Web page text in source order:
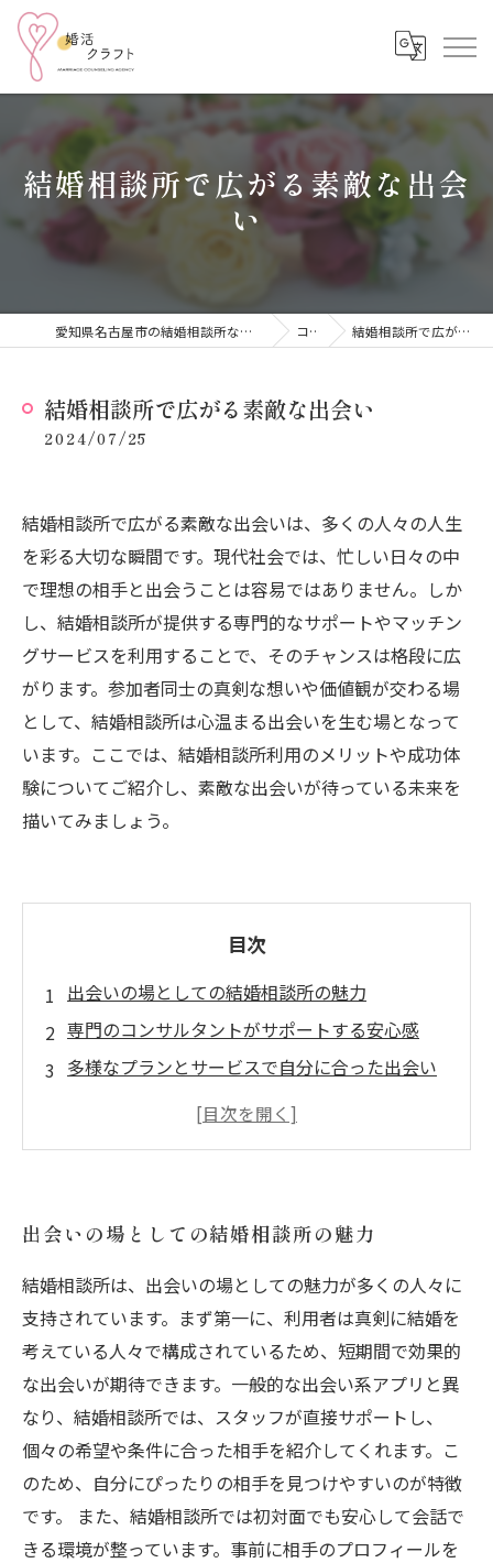
結婚相談所で広がる素敵な出会
い
愛知県名古屋市の結婚相談所なら結婚相談所 婚活クラフト コラム 結婚相談所で広がる素敵な出会い
結婚相談所で広がる素敵な出会い
2024/07/25
結婚相談所で広がる素敵な出会いは、多くの人々の人生
を彩る大切な瞬間です。現代社会では、忙しい日々の中
で理想の相手と出会うことは容易ではありません。しか
し、結婚相談所が提供する専門的なサポートやマッチン
グサービスを利用することで、そのチャンスは格段に広
がります。参加者同士の真剣な想いや価値観が交わる場
として、結婚相談所は心温まる出会いを生む場となって
います。ここでは、結婚相談所利用のメリットや成功体
験についてご紹介し、素敵な出会いが待っている未来を
描いてみましょう。
目次
出会いの場としての結婚相談所の魅力
専門のコンサルタントがサポートする安心感
多様なプランとサービスで自分に合った出会い
出会いの場としての結婚相談所の魅力
結婚相談所は、出会いの場としての魅力が多くの人々に
支持されています。まず第一に、利用者は真剣に結婚を
考えている人々で構成されているため、短期間で効果的
な出会いが期待できます。一般的な出会い系アプリと異
なり、結婚相談所では、スタッフが直接サポートし、
個々の希望や条件に合った相手を紹介してくれます。こ
のため、自分にぴったりの相手を見つけやすいのが特徴
です。 また、結婚相談所では初対面でも安心して会話で
きる環境が整っています。事前に相手のプロフィールを